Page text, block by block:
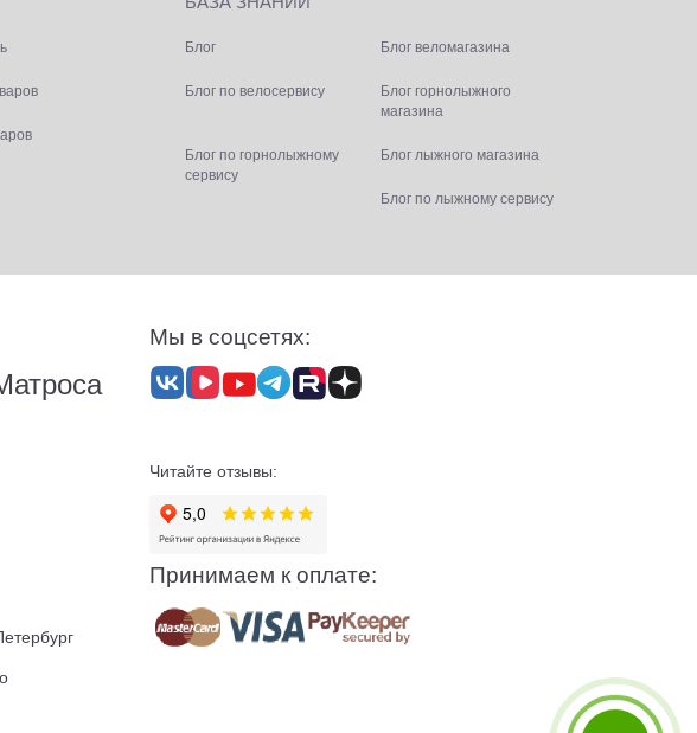
Блог Блог веломагазина
Блог по велосервису
Блог горнолыжного
магазина
Блог по горнолыжному
сервису
Блог лыжного магазина
Блог по лыжному сервису
Мы в соцсетях:
Читайте отзывы:
Принимаем к оплате: